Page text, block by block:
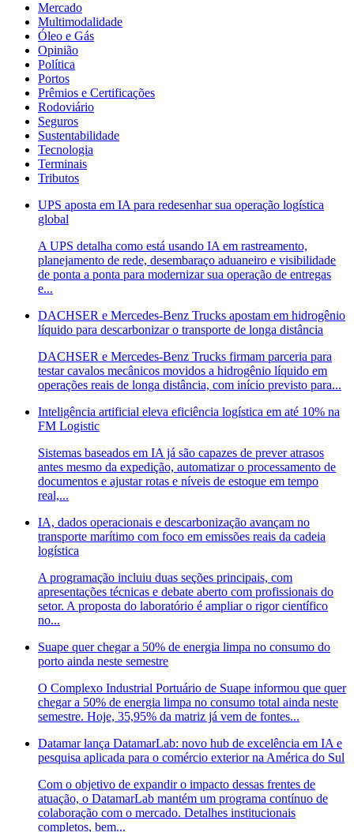
Mercado
Multimodalidade
Óleo e Gás
Opinião
Política
Portos
Prêmios e Certificações
Rodoviário
Seguros
Sustentabilidade
Tecnologia
Terminais
Tributos
UPS aposta em IA para redesenhar sua operação logística
global
A UPS detalha como está usando IA em rastreamento,
planejamento de rede, desembaraço aduaneiro e visibilidade
de ponta a ponta para modernizar sua operação de entregas
e...
DACHSER e Mercedes-Benz Trucks apostam em hidrogênio
líquido para descarbonizar o transporte de longa distância
DACHSER e Mercedes-Benz Trucks firmam parceria para
testar cavalos mecânicos movidos a hidrogênio líquido em
operações reais de longa distância, com início previsto para...
Inteligência artificial eleva eficiência logística em até 10% na
FM Logistic
Sistemas baseados em IA já são capazes de prever atrasos
antes mesmo da expedição, automatizar o processamento de
documentos e ajustar rotas e níveis de estoque em tempo
real,...
IA, dados operacionais e descarbonização avançam no
transporte marítimo com foco em emissões reais da cadeia
logística
A programação incluiu duas seções principais, com
apresentações técnicas e debate aberto com profissionais do
setor. A proposta do laboratório é ampliar o rigor científico
no...
Suape quer chegar a 50% de energia limpa no consumo do
porto ainda neste semestre
O Complexo Industrial Portuário de Suape informou que quer
chegar a 50% de energia limpa no consumo total ainda neste
semestre. Hoje, 35,95% da matriz já vem de fontes...
Datamar lança DatamarLab: novo hub de excelência em IA e
pesquisa aplicada para o comércio exterior na América do Sul
Com o objetivo de expandir o impacto dessas frentes de
atuação, o DatamarLab mantém um programa contínuo de
colaboração com o mercado. Detalhes institucionais
completos, bem...